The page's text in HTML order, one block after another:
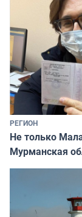
РЕГИОН
Не только
Мурманская